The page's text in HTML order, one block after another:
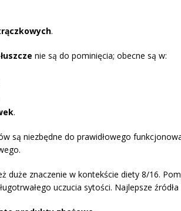
.
nie są do pominięcia; obecne są w:
.
są niezbędne do prawidłowego
duże znaczenie w kontekście diety 8/16.
uczucia sytości. Najlepsze źródła